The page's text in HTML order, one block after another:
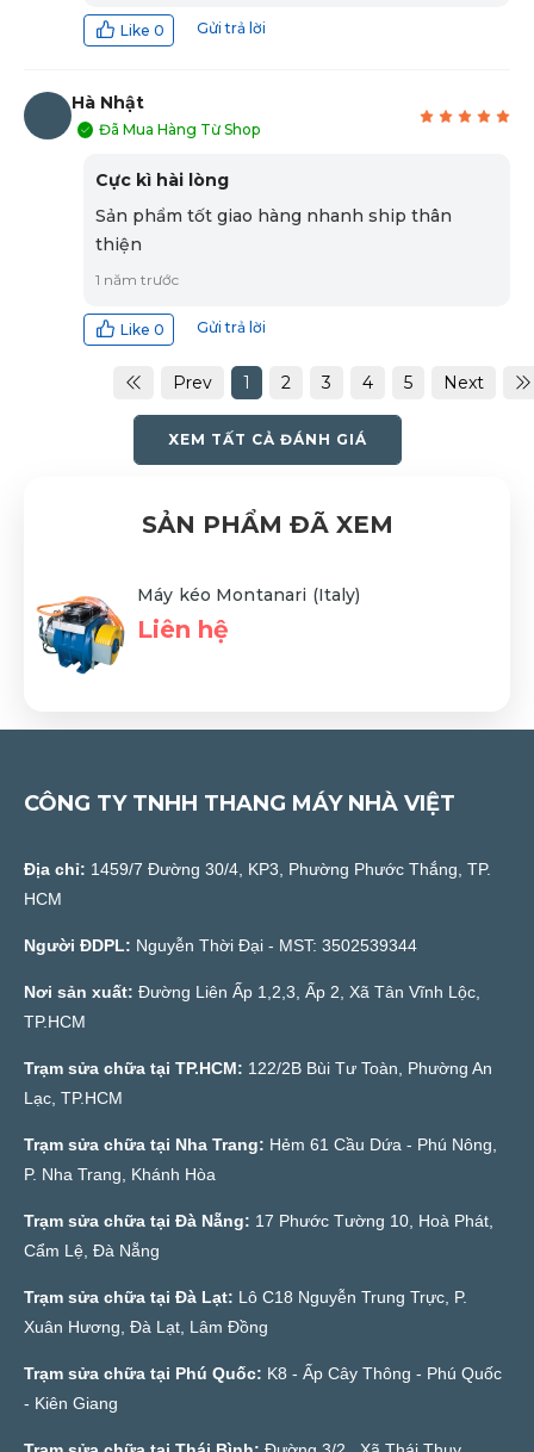
Like 0 Gửi trả lời
Hà Nhật
Đã Mua Hàng Từ Shop
Cực kì hài lòng
Sản phẩm tốt giao hàng nhanh ship thân
thiện
1 năm trước
Like 0 Gửi trả lời
Prev 1 2 3 4 5 Next
XEM TẤT CẢ ĐÁNH GIÁ
SẢN PHẨM ĐÃ XEM
Máy kéo Montanari (Italy)
Liên hệ
CÔNG TY TNHH THANG MÁY NHÀ VIỆT
Địa chỉ: 1459/7 Đường 30/4, KP3, Phường Phước Thắng, TP.
HCM
Người ĐDPL: Nguyễn Thời Đại - MST: 3502539344
Nơi sản xuất: Đường Liên Ấp 1,2,3, Ấp 2, Xã Tân Vĩnh Lộc,
TP.HCM
Trạm sửa chữa tại TP.HCM: 122/2B Bùi Tư Toàn, Phường An
Lạc, TP.HCM
Trạm sửa chữa tại Nha Trang: Hẻm 61 Cầu Dứa - Phú Nông,
P. Nha Trang, Khánh Hòa
Trạm sửa chữa tại Đà Nẵng: 17 Phước Tường 10, Hoà Phát,
Cẩm Lệ, Đà Nẵng
Trạm sửa chữa tại Đà Lạt: Lô C18 Nguyễn Trung Trực, P.
Xuân Hương, Đà Lạt, Lâm Đồng
Trạm sửa chữa tại Phú Quốc: K8 - Ấp Cây Thông - Phú Quốc
- Kiên Giang